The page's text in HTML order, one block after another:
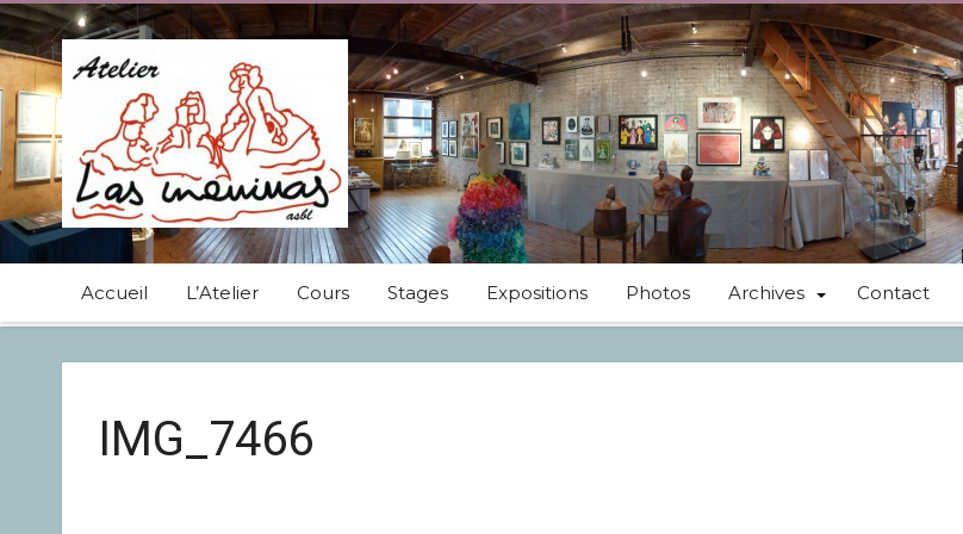
Accueil L’Atelier Cours Stages Expositions Photos Archives Contact
IMG_7466